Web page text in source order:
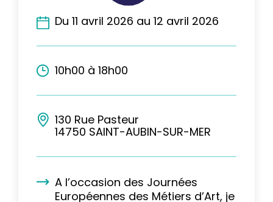
Du 11 avril 2026 au 12 avril 2026
10h00 à 18h00
130 Rue Pasteur
14750 SAINT-AUBIN-SUR-MER
A l’occasion des Journées
Européennes des Métiers d’Art, je